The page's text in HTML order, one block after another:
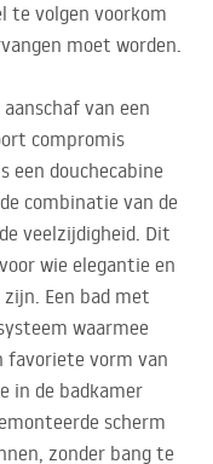
te volgen voorkom
moet worden.
van een
compromis
een douchecabine
combinatie van de
veelzijdigheid. Dit
wie elegantie en
Een bad met
waarmee
favoriete vorm van
in de badkamer
scherm
zonder bang te